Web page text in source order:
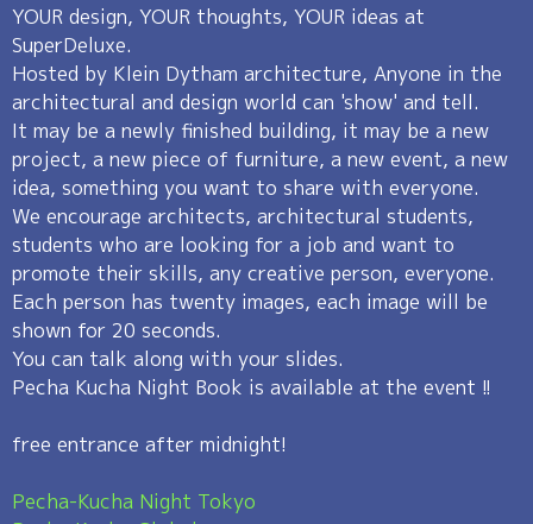
YOUR design, YOUR thoughts, YOUR ideas at
SuperDeluxe.
Hosted by Klein Dytham architecture, Anyone in the
architectural and design world can 'show' and tell.
It may be a newly finished building, it may be a new
project, a new piece of furniture, a new event, a new
idea, something you want to share with everyone.
We encourage architects, architectural students,
students who are looking for a job and want to
promote their skills, any creative person, everyone.
Each person has twenty images, each image will be
shown for 20 seconds.
You can talk along with your slides.
Pecha Kucha Night Book is available at the event !!
free entrance after midnight!
Pecha-Kucha Night Tokyo